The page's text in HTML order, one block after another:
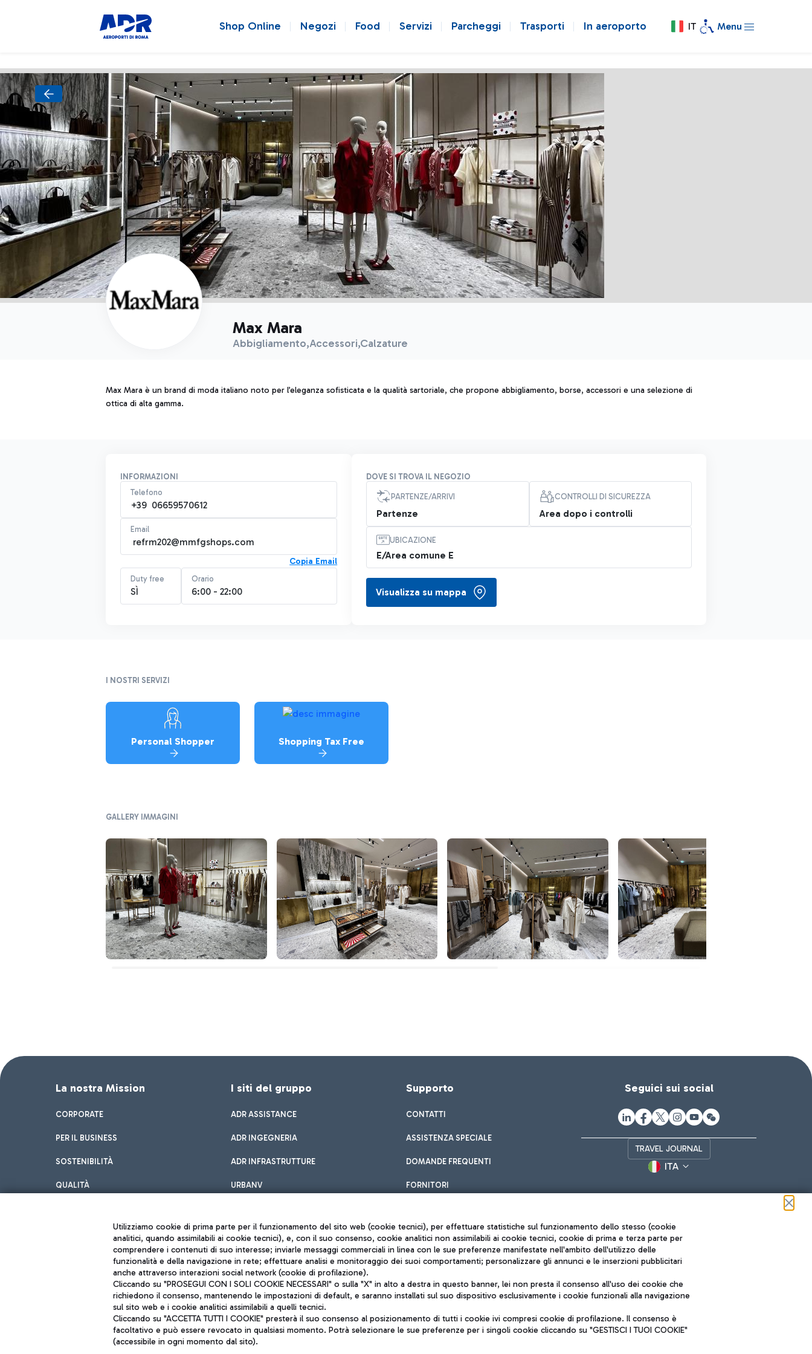
Shop Online Negozi Food Servizi Parcheggi Trasporti In aeroporto IT Menu
Max Mara
Abbigliamento,Accessori,Calzature
Max Mara è un brand di moda italiano noto per l’eleganza sofisticata e la qualità sartoriale, che propone abbigliamento, borse, accessori e una selezione di
ottica di alta gamma.
INFORMAZIONI
Telefono
+39 06659570612
Email
refrm202@mmfgshops.com
Copia Email
Duty free
SÌ
Orario
6:00 - 22:00
DOVE SI TROVA IL NEGOZIO
PARTENZE/ARRIVI
Partenze
CONTROLLI DI SICUREZZA
Area dopo i controlli
UBICAZIONE
E/Area comune E
Visualizza su mappa
I NOSTRI SERVIZI
Personal Shopper Shopping Tax Free
GALLERY IMMAGINI
La nostra Mission
CORPORATE
PER IL BUSINESS
SOSTENIBILITÀ
QUALITÀ
I siti del gruppo
ADR ASSISTANCE
ADR INGEGNERIA
ADR INFRASTRUTTURE
URBANV
Supporto
CONTATTI
ASSISTENZA SPECIALE
DOMANDE FREQUENTI
FORNITORI
Seguici sui social
TRAVEL JOURNAL
ITA
Aeroporti di Roma S.p.A. - Società soggetta a direzione e coordinamento di Mundys S.p.A.
Codice fiscale e Registro delle Imprese di Roma 13032990155 P. IVA 06572251004
Capitale sociale 62.224.743,00 int. vers.
Sede legale: Via Pier Paolo Racchetti 1 - 00054 Fiumicino (RM) telefono +39 06 65951
Note legali
Mappa sito
Accessibilità
Roma FCO
L'aeroporto stellato
QUALITÀ SOSTENIBILITÀ INNOVAZIONE
Utilizziamo cookie di prima parte per il funzionamento del sito web (cookie tecnici), per effettuare statistiche sul funzionamento dello stesso (cookie
analitici, quando assimilabili ai cookie tecnici), e, con il suo consenso, cookie analitici non assimilabili ai cookie tecnici, cookie di prima e terza parte per
comprendere i contenuti di suo interesse; inviarle messaggi commerciali in linea con le sue preferenze manifestate nell'ambito dell'utilizzo delle
funzionalità e della navigazione in rete; effettuare analisi e monitoraggio dei suoi comportamenti; personalizzare gli annunci e le inserzioni pubblicitari
anche attraverso interazioni social network (cookie di profilazione).
Cliccando su "PROSEGUI CON I SOLI COOKIE NECESSARI" o sulla "X" in alto a destra in questo banner, lei non presta il consenso all'uso dei cookie che
richiedono il consenso, mantenendo le impostazioni di default, e saranno installati sul suo dispositivo esclusivamente i cookie funzionali alla navigazione
sul sito web e i cookie analitici assimilabili a quelli tecnici.
Cliccando su "ACCETTA TUTTI I COOKIE" presterà il suo consenso al posizionamento di tutti i cookie ivi compresi cookie di profilazione. Il consenso è
facoltativo e può essere revocato in qualsiasi momento. Potrà selezionare le sue preferenze per i singoli cookie cliccando su "GESTISCI I TUOI COOKIE"
(accessibile in ogni momento dal sito).